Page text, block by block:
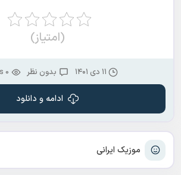
موزیک ایرانی
(امتیاز)
۱۱ دی ۱۴۰۱ بدون نظر 0 views
ادامه و دانلود